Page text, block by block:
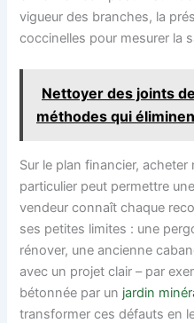
vigueur des branches, la
coccinelles pour mesurer la
Nettoyer des joints
méthodes qui
Sur le plan financier,
particulier peut permettre une
vendeur connaît chaque
ses petites limites : une
rénover, une ancienne
avec un projet clair – par
bétonnée par un jardin
transformer ces défauts en